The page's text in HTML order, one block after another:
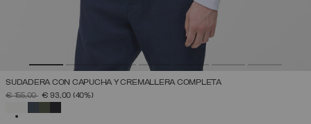
SUDADERA CON CAPUCHA Y CREMALLERA COMPLETA
PRECIO REBAJADO DE
€ 155,00A€ 93,00 (40%)